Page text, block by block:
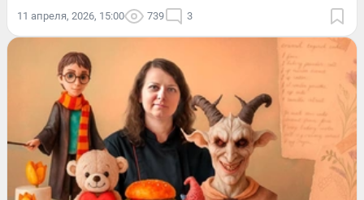
11 апреля, 2026, 15:00 739 3